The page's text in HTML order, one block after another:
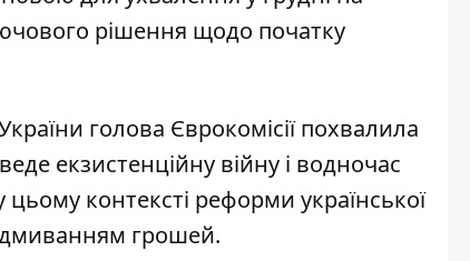
рішення щодо початку
голова Єврокомісії похвалила
екзистенційну війну і водночас
контексті реформи української
грошей.